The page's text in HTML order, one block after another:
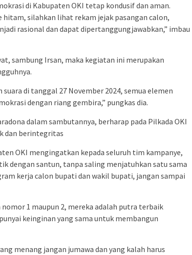
di Kabupaten OKI tetap kondusif dan aman.
silahkan lihat rekam jejak pasangan calon,
rasional dan dapat dipertanggungjawabkan,” imbau
sambung Irsan, maka kegiatan ini merupakan
di tanggal 27 November 2024, semua elemen
dengan riang gembira,” pungkas dia.
dalam sambutannya, berharap pada Pilkada OKI
dan berintegritas
OKI mengingatkan kepada seluruh tim kampanye,
dengan santun, tanpa saling menjatuhkan satu sama
kerja calon bupati dan wakil bupati, jangan sampai
nomor 1 maupun 2, mereka adalah putra terbaik
keinginan yang sama untuk membangun
menang jangan jumawa dan yang kalah harus